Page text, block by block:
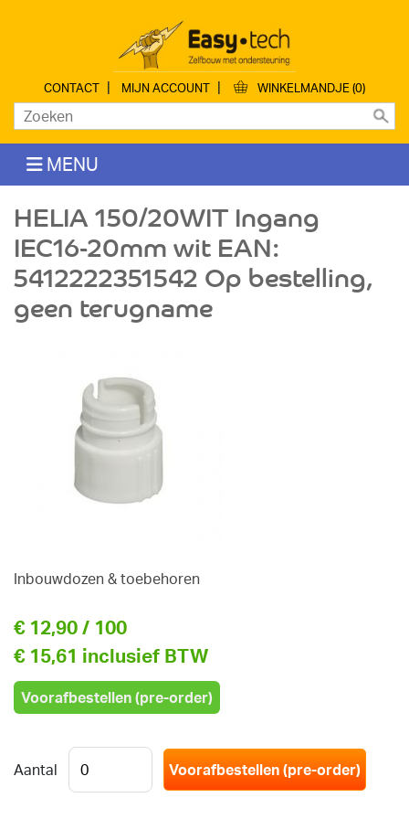
CONTACT | MIJN ACCOUNT | WINKELMANDJE (0)
MENU
HELIA 150/20WIT Ingang
IEC16-20mm wit EAN:
5412222351542 Op bestelling,
geen terugname
Inbouwdozen & toebehoren
€ 12,90/ 100
€ 15,61 inclusief BTW
Voorafbestellen (pre-order)
Aantal